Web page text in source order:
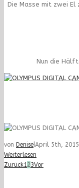
Die Masse mit zwei El
Nun die
von Denise April 5th, 2015
Weiterlesen
Zurück123Vor